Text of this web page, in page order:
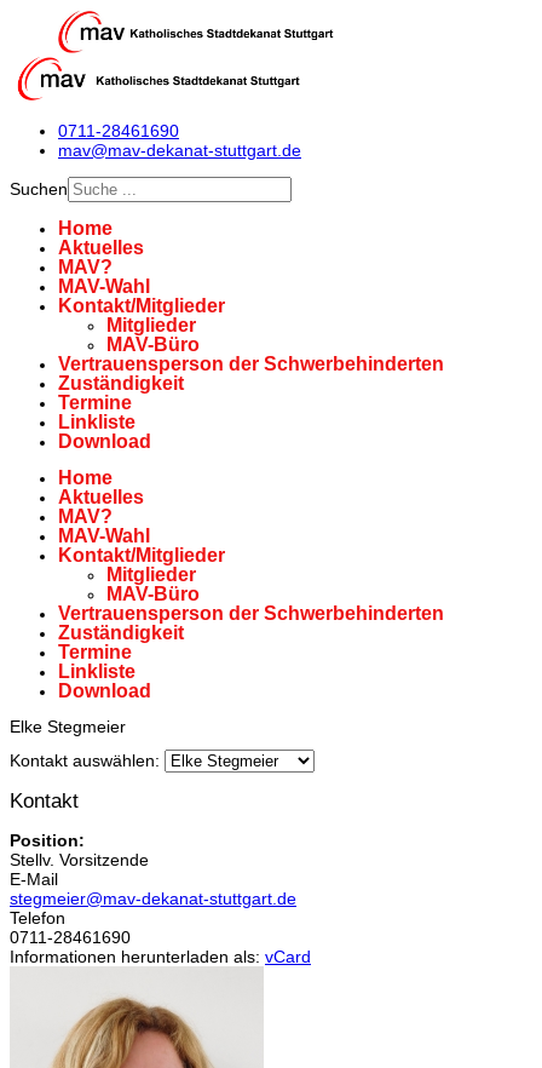
0711-28461690
mav@mav-dekanat-stuttgart.de
Suchen
Home
Aktuelles
MAV?
MAV-Wahl
Kontakt/Mitglieder
Mitglieder
MAV-Büro
Vertrauensperson der Schwerbehinderten
Zuständigkeit
Termine
Linkliste
Download
Home
Aktuelles
MAV?
MAV-Wahl
Kontakt/Mitglieder
Mitglieder
MAV-Büro
Vertrauensperson der Schwerbehinderten
Zuständigkeit
Termine
Linkliste
Download
Elke Stegmeier
Kontakt auswählen:
Kontakt
Position:
Stellv. Vorsitzende
E-Mail
stegmeier@mav-dekanat-stuttgart.de
Telefon
0711-28461690
Informationen herunterladen als: vCard